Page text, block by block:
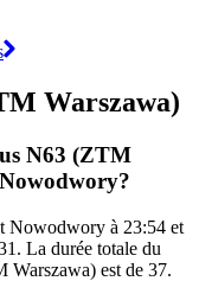
Warszawa)
N63 (ZTM
Nowodwory à 23:54 et
La durée totale du
est de 37.